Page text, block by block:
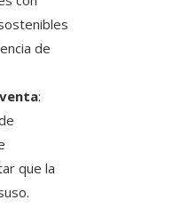
de
:
que la